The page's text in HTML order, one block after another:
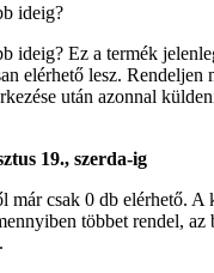
ideig?
ideig? Ez a termék
elérhető lesz. Rendeljen
után azonnal
19., szerda-ig
már csak 0 db elérhető. A
többet rendel, az